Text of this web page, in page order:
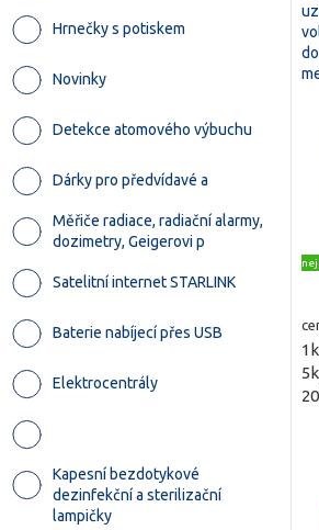
Hrnečky s potiskem
Novinky
Detekce atomového výbuchu
Dárky pro předvídavé a
Měřiče radiace, radiační alarmy,
dozimetry, Geigerovi p
Satelitní internet STARLINK
Baterie nabíjecí přes USB
Elektrocentrály
Kapesní bezdotykové
dezinfekční a sterilizační
lampičky